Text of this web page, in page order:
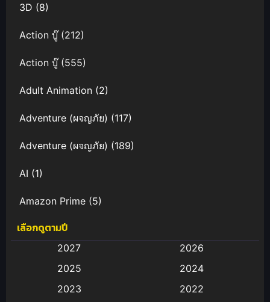
3D (8)
Action บู๊(212)
Action บู๊(555)
Adult Animation (2)
Adventure (ผจญภัย) (117)
Adventure (ผจญภัย) (189)
AI (1)
Amazon Prime (5)
Anal (ประตูหลัง)
Animation การ์ตูน
เลือกดูตามปี
2027
2026
2025
2024
2023
2022